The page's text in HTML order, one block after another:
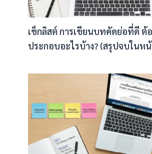
เช็กลิสต์ การเขียนบทคัดย่อที่ดี ต้
ประกอบอะไรบ้าง? (สรุปจบในห